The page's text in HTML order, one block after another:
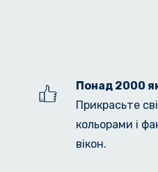
Понад 2000
Прикрасьте
кольорами і
вікон.